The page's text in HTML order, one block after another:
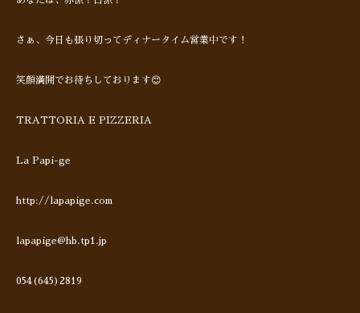
さぁ、今日も張り切ってディナータイム営業中です！
笑顔満開でお待ちしております😊
TRATTORIA E PIZZERIA
La Papi-ge
http://lapapige.com
lapapige@hb.tp1.jp
054(645)2819